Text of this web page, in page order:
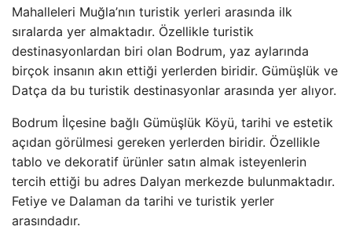
Mahalleleri Muğla’nın turistik yerleri arasında ilk
sıralarda yer almaktadır. Özellikle turistik
destinasyonlardan biri olan Bodrum, yaz aylarında
birçok insanın akın ettiği yerlerden biridir. Gümüşlük ve
Datça da bu turistik destinasyonlar arasında yer alıyor.
Bodrum İlçesine bağlı Gümüşlük Köyü, tarihi ve estetik
açıdan görülmesi gereken yerlerden biridir. Özellikle
tablo ve dekoratif ürünler satın almak isteyenlerin
tercih ettiği bu adres Dalyan merkezde bulunmaktadır.
Fetiye ve Dalaman da tarihi ve turistik yerler
arasındadır.